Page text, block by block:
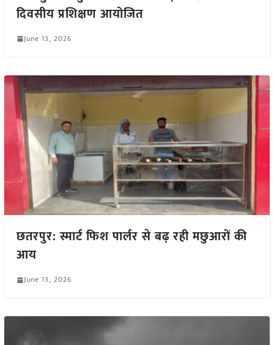
दिवसीय प्रशिक्षण आयोजित
June 13, 2026
छतरपुर: स्मार्ट फिश पार्लर से बढ़ रही मछुआरों की
आय
June 13, 2026